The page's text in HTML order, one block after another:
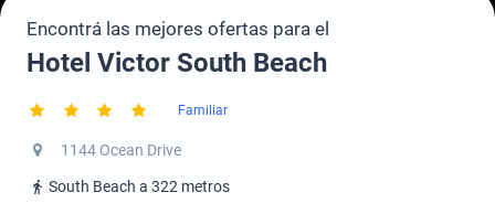
Encontrá las mejores ofertas para el
Hotel Victor South Beach
Familiar
1144 Ocean Drive
South Beach a 322 metros